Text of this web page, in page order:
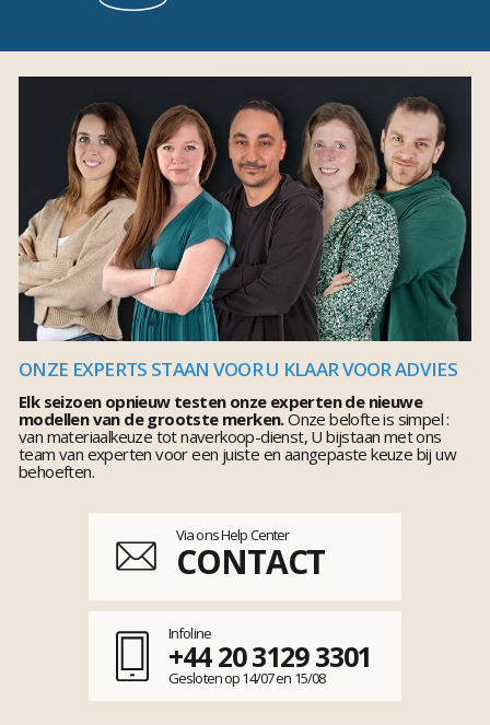
ONZE EXPERTS STAAN VOOR U KLAAR VOOR ADVIES
Elk seizoen opnieuw testen onze experten de nieuwe
modellen van de grootste merken.Onze belofte is simpel :
van materiaalkeuze tot naverkoop-dienst, U bijstaan met ons
team van experten voor een juiste en aangepaste keuze bij uw
behoeften.
Via ons Help Center
CONTACT
Infoline
+44 20 3129 3301
Gesloten op 14/07 en 15/08